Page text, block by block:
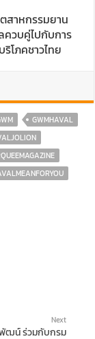
สาหกรรมยาน
ควบคู่ไปกับการ
โภคชาวไทย
GWMHAVAL
Next
พัฒน์ ร่วมกับกรม